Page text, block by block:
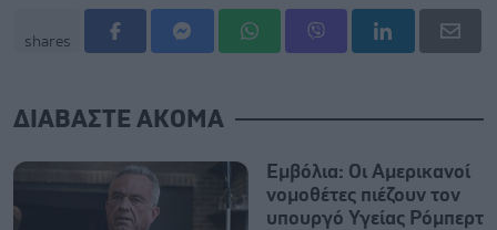
shares
ΔΙΑΒΑΣΤΕ ΑΚΟΜΑ
Εμβόλια: Οι Αμερικανοί
νομοθέτες πιέζουν τον
υπουργό Υγείας Ρόμπερτ